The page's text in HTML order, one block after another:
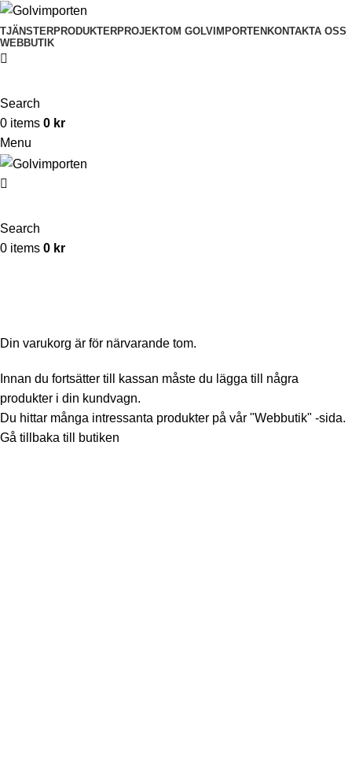
TJÄNSTERPRODUKTERPROJEKTOM GOLVIMPORTEN KONTAKTA OSS
WEBBUTIK
Search
0 items 0 kr
Menu
Search
0 items 0 kr
Din varukorg är för närvarande tom.
Innan du fortsätter till kassan måste du lägga till några
produkter i din kundvagn.
Du hittar många intressanta produkter på vår "Webbutik" -sida.
Gå tillbaka till butiken